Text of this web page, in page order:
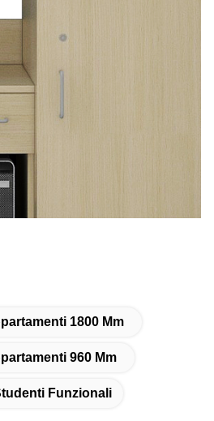
1800 Mm
960 Mm
Funzionali